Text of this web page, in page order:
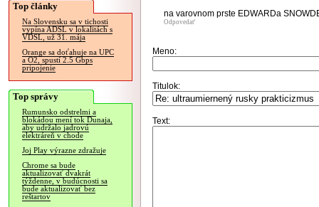
Top články
Na Slovensku sa v tichosti
vypína ADSL v lokalitách s
VDSL, už 31. mája
Orange sa doťahuje na UPC
a O2, spustí 2.5 Gbps
pripojenie
Top správy
Rumunsko odstrelmi a
blokádou mení tok Dunaja,
aby udržalo jadrovú
elektráreň v chode
Joj Play výrazne zdražuje
Chrome sa bude
aktualizovať dvakrát
týždenne, v budúcnosti sa
bude aktualizovať bez
reštartov
na varovnom prste EDWARDa
Odpovedať
Meno:
Titulok:
Text: